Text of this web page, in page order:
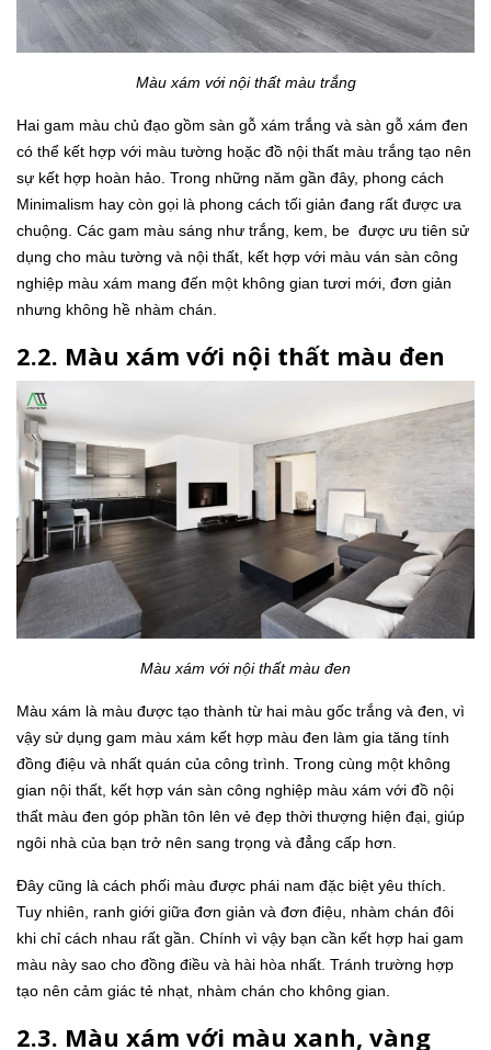
Màu xám với nội thất màu trắng
Hai gam màu chủ đạo gồm sàn gỗ xám trắng và sàn gỗ xám đen
có thể kết hợp với màu tường hoặc đồ nội thất màu trắng tạo nên
sự kết hợp hoàn hảo. Trong những năm gần đây, phong cách
Minimalism hay còn gọi là phong cách tối giản đang rất được ưa
chuộng. Các gam màu sáng như trắng, kem, be được ưu tiên sử
dụng cho màu tường và nội thất, kết hợp với màu ván sàn công
nghiệp màu xám mang đến một không gian tươi mới, đơn giản
nhưng không hề nhàm chán.
2.2. Màu xám với nội thất màu đen
Màu xám với nội thất màu đen
Màu xám là màu được tạo thành từ hai màu gốc trắng và đen, vì
vậy sử dụng gam màu xám kết hợp màu đen làm gia tăng tính
đồng điệu và nhất quán của công trình. Trong cùng một không
gian nội thất, kết hợp ván sàn công nghiệp màu xám với đồ nội
thất màu đen góp phần tôn lên vẻ đẹp thời thượng hiện đại, giúp
ngôi nhà của bạn trở nên sang trọng và đẳng cấp hơn.
Đây cũng là cách phối màu được phái nam đặc biệt yêu thích.
Tuy nhiên, ranh giới giữa đơn giản và đơn điệu, nhàm chán đôi
khi chỉ cách nhau rất gần. Chính vì vậy bạn cần kết hợp hai gam
màu này sao cho đồng điều và hài hòa nhất. Tránh trường hợp
tạo nên cảm giác tẻ nhạt, nhàm chán cho không gian.
2.3. Màu xám với màu xanh, vàng